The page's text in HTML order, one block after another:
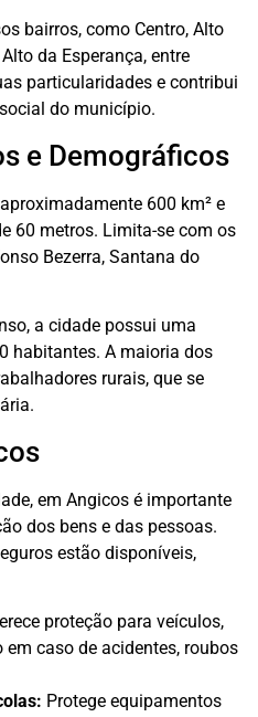
bairros, como Centro, Alto
da Esperança, entre
particularidades e contribui
do município.
e Demográficos
600 km² e
60 metros. Limita-se com os
Bezerra, Santana do
a cidade possui uma
habitantes. A maioria dos
rurais, que se
em Angicos é importante
dos bens e das pessoas.
estão disponíveis,
proteção para veículos,
caso de acidentes, roubos
Protege equipamentos